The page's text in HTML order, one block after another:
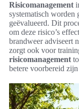
Risicomanagement
systematisch worden
geëvalueerd. Dit
om deze risico’s
brandweer adviseert
zorgt ook voor
risicomanagement
betere voorbereid